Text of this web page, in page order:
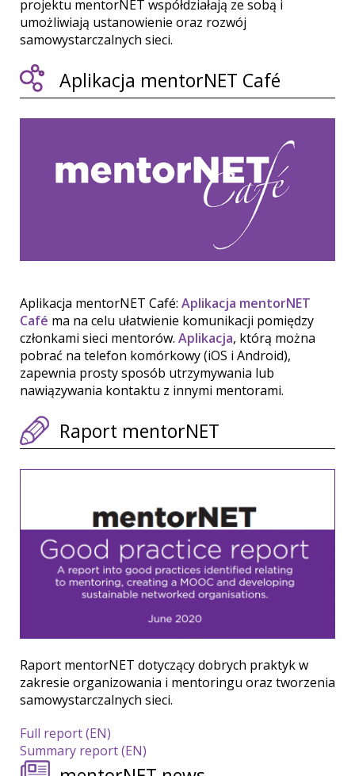
projektu mentorNET współdziałają ze sobą i
umożliwiają ustanowienie oraz rozwój
samowystarczalnych sieci.
Aplikacja mentorNET Café
Aplikacja mentorNET Café: Aplikacja mentorNET
Café ma na celu ułatwienie komunikacji pomiędzy
członkami sieci mentorów. Aplikacja, którą można
pobrać na telefon komórkowy (iOS i Android),
zapewnia prosty sposób utrzymywania lub
nawiązywania kontaktu z innymi mentorami.
Raport mentorNET
Raport mentorNET dotyczący dobrych praktyk w
zakresie organizowania i mentoringu oraz tworzenia
samowystarczalnych sieci.
Full report (EN)
Summary report (EN)